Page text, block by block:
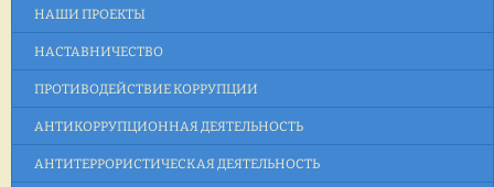
НАШИ ПРОЕКТЫ
НАСТАВНИЧЕСТВО
ПРОТИВОДЕЙСТВИЕ КОРРУПЦИИ
АНТИКОРРУПЦИОННАЯ ДЕЯТЕЛЬНОСТЬ
АНТИТЕРРОРИСТИЧЕСКАЯ ДЕЯТЕЛЬНОСТЬ